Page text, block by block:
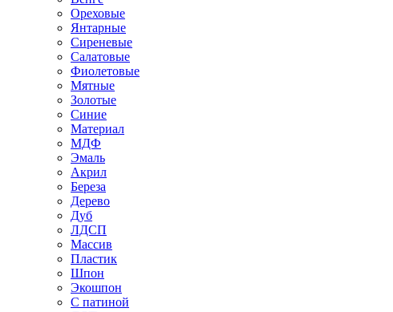
Ореховые
Янтарные
Сиреневые
Салатовые
Фиолетовые
Мятные
Золотые
Синие
Материал
МДФ
Эмаль
Акрил
Береза
Дерево
Дуб
ЛДСП
Массив
Пластик
Шпон
Экошпон
С патиной